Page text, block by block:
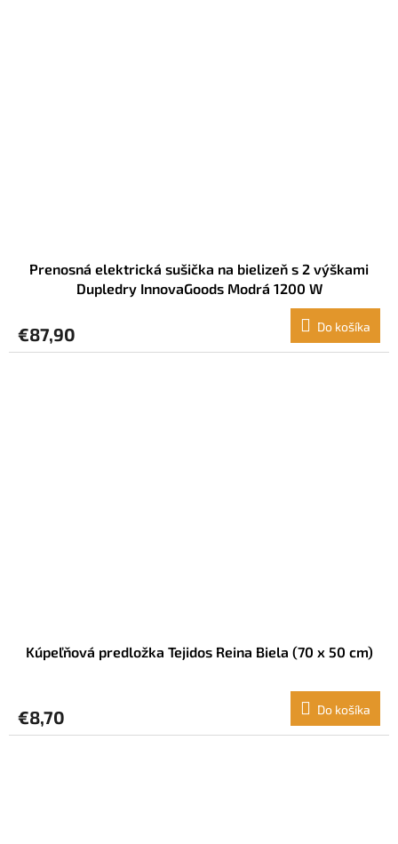
Prenosná elektrická sušička na bielizeň s 2 výškami
Dupledry InnovaGoods Modrá 1200 W
€87,90 Do košíka
Kúpeľňová predložka Tejidos Reina Biela (70 x 50 cm)
€8,70 Do košíka